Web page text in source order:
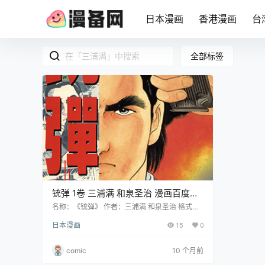
日本漫画 香港漫画 台
全部标签
铳弹 1卷 三浦满 和泉圣治 漫画百度网
盘下载
名称：《铳弹》 作者：三浦满 和泉圣治 格式：
态：已完结 分辨率：跨页3510X2600像素左右
私枪成为了一项艰巨的挑战 。在这样的环境中，
正义与公理面临着巨大的考验，而漫画中的人物
日本漫画 15 0
comic 10 个月前